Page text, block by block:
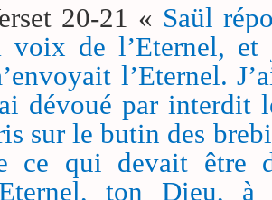
20-21 « Saül
voix de l’Eternel,
l’Eternel.
dévoué par interdit
sur le butin des
ce qui devait être
ton Dieu,